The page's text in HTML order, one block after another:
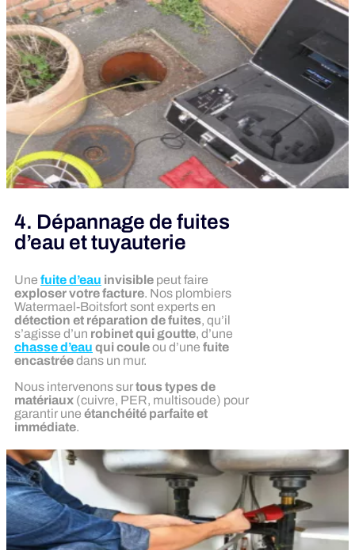
4. Dépannage de fuites
d’eau et tuyauterie
Une fuite d’eau invisible peut faire
exploser votre facture. Nos plombiers
Watermael-Boitsfort sont experts en
détection et réparation de fuites, qu’il
s’agisse d’un robinet qui goutte, d’une
chasse d’eau qui couleou d’une fuite
encastréedans un mur.
Nous intervenons surtous types de
matériaux (cuivre, PER, multisoude) pour
garantir une étanchéité parfaite et
immédiate.